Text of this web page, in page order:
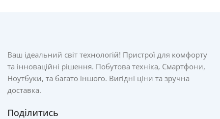
Ваш ідеальний світ технологій! Пристрої для комфорту
та інноваційні рішення. Побутова техніка, Смартфони,
Ноутбуки, та багато іншого. Вигідні ціни та зручна
доставка.
Поділитись